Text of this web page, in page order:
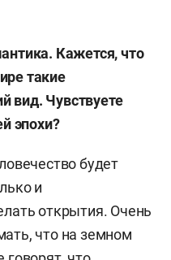
Кажется, что
такие
Чувствуете
эпохи?
будет
и
открытия. Очень
что на земном